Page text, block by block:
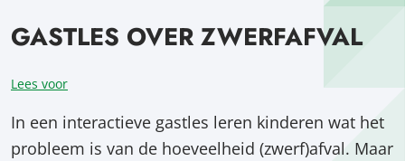
GASTLES OVER ZWERFAFVAL
Lees voor
In een interactieve gastles leren kinderen wat het
probleem is van de hoeveelheid (zwerf)afval. Maar